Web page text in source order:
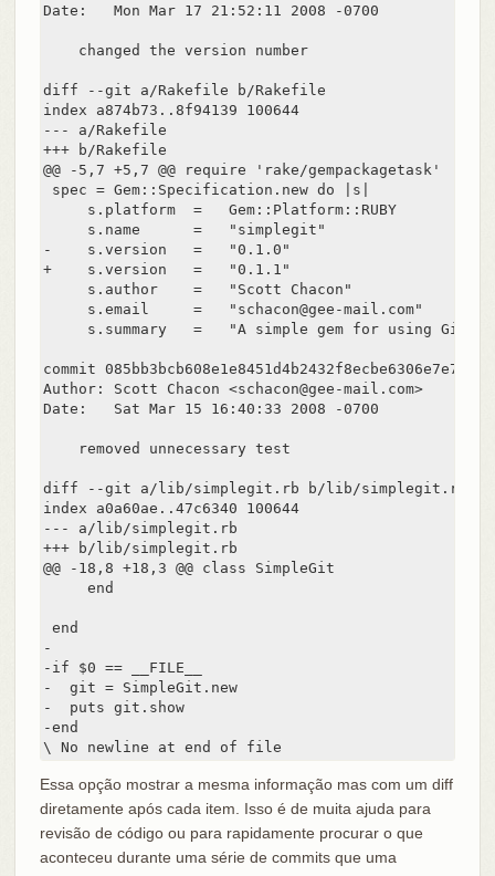
Date:   Mon Mar 17 21:52:11 2008 -0700
    changed the version number
diff --git a/Rakefile b/Rakefile
index a874b73..8f94139 100644
--- a/Rakefile
+++ b/Rakefile
@@ -5,7 +5,7 @@ require 'rake/gempackagetask'
spec = Gem::Specification.new do |s|
     s.platform  =   Gem::Platform::RUBY
     s.name      =   "simplegit"
-    s.version   =   "0.1.0"
+    s.version   =   "0.1.1"
     s.author    =   "Scott Chacon"
     s.email     =   "schacon@gee-mail.com"
s.summary   =   "A simple gem for using Git
commit 085bb3bcb608e1e8451d4b2432f8ecbe6306e7e7
Author: Scott Chacon <schacon@gee-mail.com>
Date:   Sat Mar 15 16:40:33 2008 -0700
    removed unnecessary test
diff --git a/lib/simplegit.rb b/lib/simplegit.rb
index a0a60ae..47c6340 100644
--- a/lib/simplegit.rb
+++ b/lib/simplegit.rb
@@ -18,8 +18,3 @@ class SimpleGit
     end
end
-
-if $0 == __FILE__
-  git = SimpleGit.new
-  puts git.show
-end
\ No newline at end of file
Essa opção mostrar a mesma informação mas com um diff
diretamente após cada item. Isso é de muita ajuda para
revisão de código ou para rapidamente procurar o que
aconteceu durante uma série de commits que uma